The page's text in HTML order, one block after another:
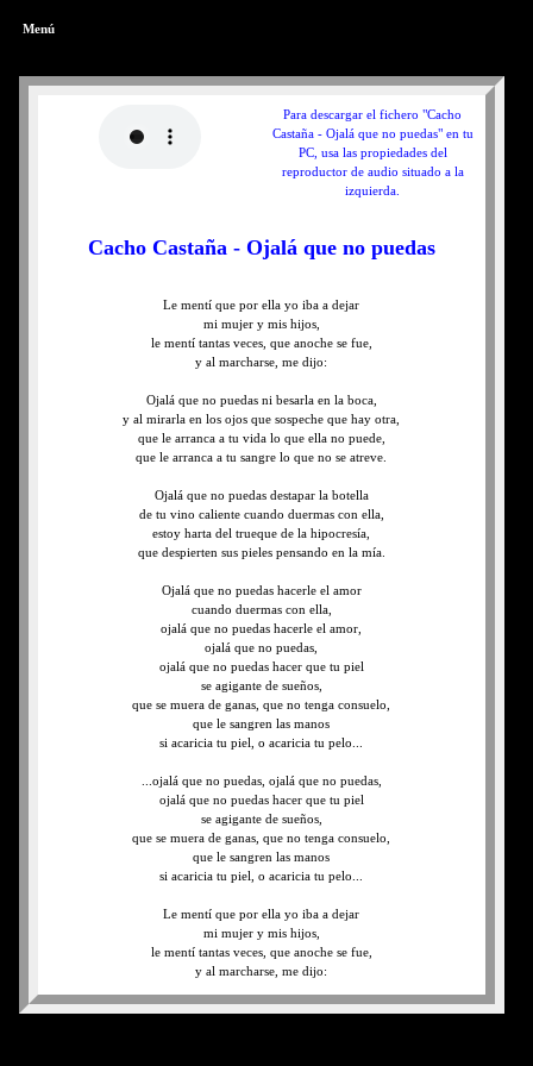
Menú
Para descargar el fichero "Cacho
Castaña - Ojalá que no puedas" en tu
PC, usa las propiedades del
reproductor de audio situado a la
izquierda.
Cacho Castaña - Ojalá que no puedas
Le mentí que por ella yo iba a dejar
mi mujer y mis hijos,
le mentí tantas veces, que anoche se fue,
y al marcharse, me dijo:
Ojalá que no puedas ni besarla en la boca,
y al mirarla en los ojos que sospeche que hay otra,
que le arranca a tu vida lo que ella no puede,
que le arranca a tu sangre lo que no se atreve.
Ojalá que no puedas destapar la botella
de tu vino caliente cuando duermas con ella,
estoy harta del trueque de la hipocresía,
que despierten sus pieles pensando en la mía.
Ojalá que no puedas hacerle el amor
cuando duermas con ella,
ojalá que no puedas hacerle el amor,
ojalá que no puedas,
ojalá que no puedas hacer que tu piel
se agigante de sueños,
que se muera de ganas, que no tenga consuelo,
que le sangren las manos
si acaricia tu piel, o acaricia tu pelo...
...ojalá que no puedas, ojalá que no puedas,
ojalá que no puedas hacer que tu piel
se agigante de sueños,
que se muera de ganas, que no tenga consuelo,
que le sangren las manos
si acaricia tu piel, o acaricia tu pelo...
Le mentí que por ella yo iba a dejar
mi mujer y mis hijos,
le mentí tantas veces, que anoche se fue,
y al marcharse, me dijo:
Ojalá que no puedas, lo que hacías conmigo,